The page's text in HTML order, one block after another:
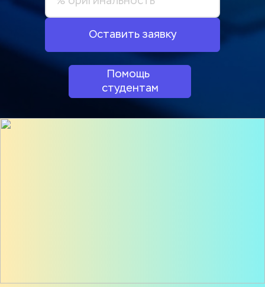
Оставить заявку
Помощь
студентам